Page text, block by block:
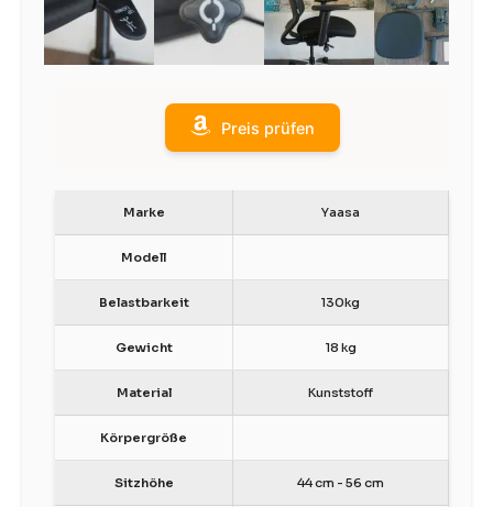
Preis prüfen
Marke Yaasa
Modell
Belastbarkeit 130kg
Gewicht 18 kg
Material Kunststoff
Körpergröße
Sitzhöhe 44 cm - 56 cm